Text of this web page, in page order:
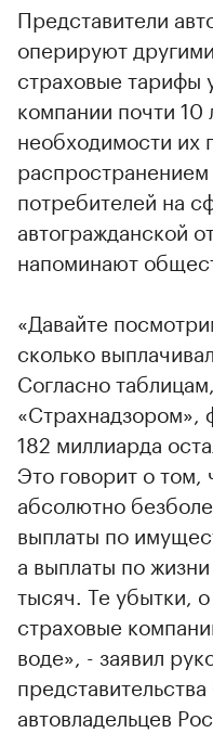
Представители
оперируют
страховые тарифы
компании почти 10
необходимости их
потребителей на
автогражданской
напоминают
«Давайте
сколько
Согласно
«Страхнадзором»,
182 миллиарда
Это говорит о том,
абсолютно
выплаты по
а выплаты по
тысяч. Те убытки,
страховые
воде», - заявил
автовладельцев